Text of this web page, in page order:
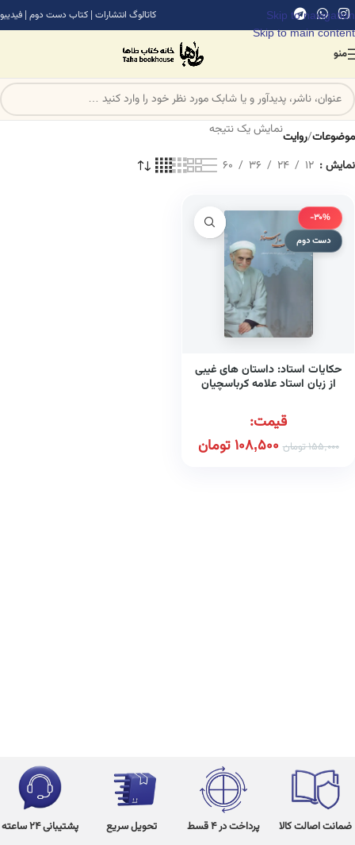
Skip to navigation
Skip to main content
کاتالوگ انتشارات | کتاب دست دوم | فیدیبو
منو
موضوعات/روایتنمایش یک نتیجه
نمایش 12
24
36
60
-30%
دست دوم
حکایات استاد: داستان های غیبی
از زبان استاد علامه کرباسچیان
قیمت:
155,000تومان 108,500تومان
ضمانت اصالت کالا پرداخت در 4 قسط تحویل سریع پشتیبانی 24 ساعته